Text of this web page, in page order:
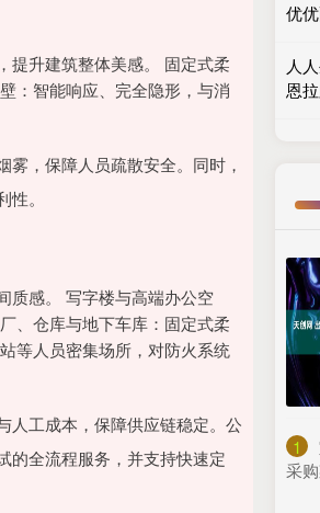
提升建筑整体美感。 固定式柔
：智能响应、完全隐形，与消
，保障人员疏散安全。同时，
。
质感。 写字楼与高端办公空
、仓库与地下车库：固定式柔
等人员密集场所，对防火系统
人工成本，保障供应链稳定。公
的全流程服务，并支持快速定
优
人
恩
1
采